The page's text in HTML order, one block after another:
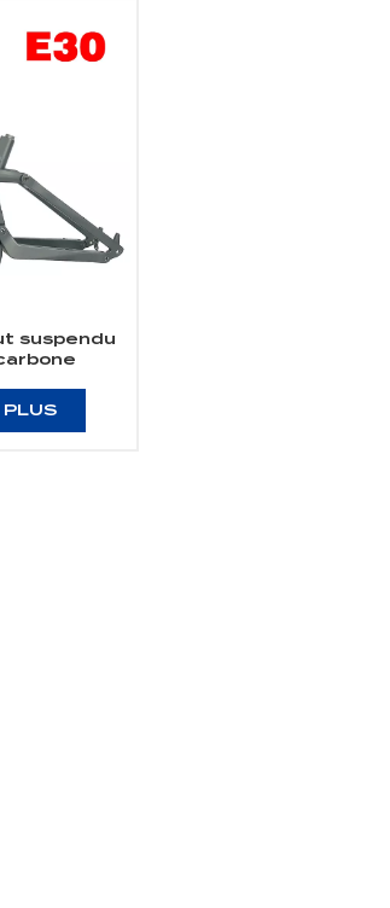
suspendu
PLUS